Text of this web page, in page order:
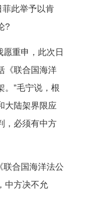
菲此举予以肯
?
重申，此次日
《联合国海洋
。”毛宁说，根
大陆架界限应
，必须有中方
合国海洋法公
中方决不允